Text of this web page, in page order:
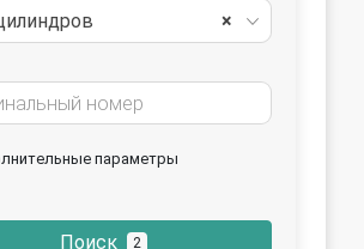
×
параметры
Поиск 2